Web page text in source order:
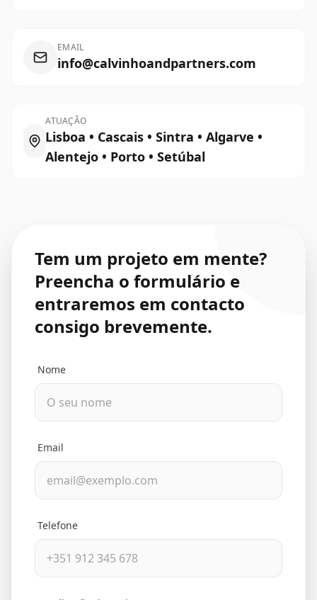
EMAIL
info@calvinhoandpartners.com
ATUAÇÃO
Lisboa • Cascais • Sintra • Algarve •
Alentejo • Porto • Setúbal
Tem um projeto em mente?
Preencha o formulário e
entraremos em contacto
consigo brevemente.
Nome
Email
Telefone